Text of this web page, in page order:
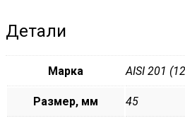
Детали
Марка AISI 201
Размер, мм 45